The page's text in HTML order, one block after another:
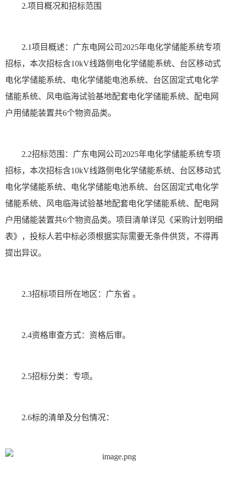
2.项目概况和招标范围
2.1项目概述：广东电网公司2025年电化学储能系统专项
招标，本次招标含10kV线路侧电化学储能系统、台区移动式
电化学储能系统、电化学储能电池系统、台区固定式电化学
储能系统、风电临海试验基地配套电化学储能系统、配电网
户用储能装置共6个物资品类。
2.2招标范围：广东电网公司2025年电化学储能系统专项
招标，本次招标含10kV线路侧电化学储能系统、台区移动式
电化学储能系统、电化学储能电池系统、台区固定式电化学
储能系统、风电临海试验基地配套电化学储能系统、配电网
户用储能装置共6个物资品类。项目清单详见《采购计划明细
表》，投标人若中标必须根据实际需要无条件供货，不得再
提出异议。
2.3招标项目所在地区：广东省 。
2.4资格审查方式：资格后审。
2.5招标分类：专项。
2.6标的清单及分包情况：